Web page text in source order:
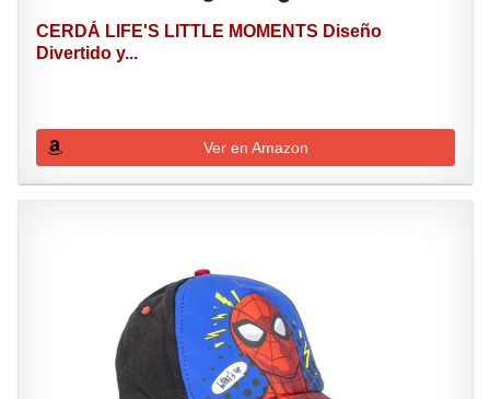
CERDÁ LIFE'S LITTLE MOMENTS Diseño
Divertido y...
Ver en Amazon